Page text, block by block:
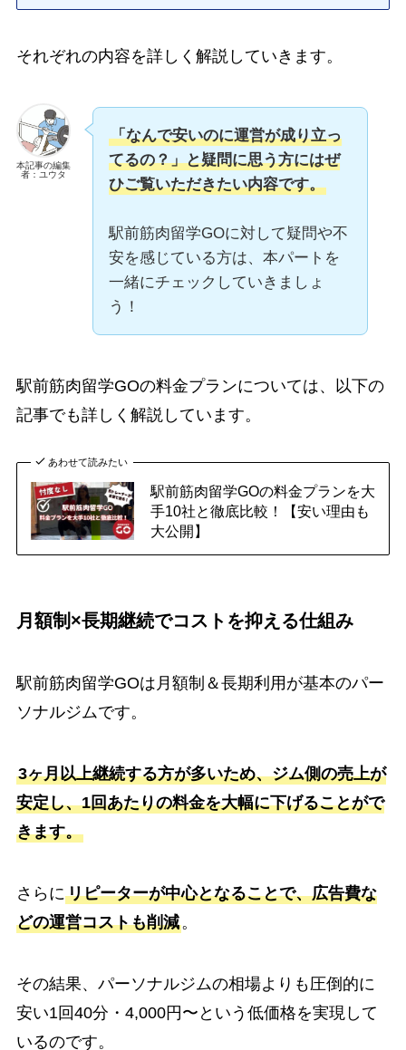
それぞれの内容を詳しく解説していきます。
本記事の編集
者：ユウタ
「なんで安いのに運営が成り立っ
てるの？」と疑問に思う方にはぜ
ひご覧いただきたい内容です。
駅前筋肉留学GOに対して疑問や不
安を感じている方は、本パートを
一緒にチェックしていきましょ
う！
駅前筋肉留学GOの料金プランについては、以下の
記事でも詳しく解説しています。
あわせて読みたい
駅前筋肉留学GOの料金プランを大
手10社と徹底比較！【安い理由も
大公開】
月額制×長期継続でコストを抑える仕組み
駅前筋肉留学GOは月額制＆長期利用が基本のパー
ソナルジムです。
3ヶ月以上継続する方が多いため、ジム側の売上が
安定し、1回あたりの料金を大幅に下げることがで
きます。
さらにリピーターが中心となることで、広告費な
どの運営コストも削減。
その結果、パーソナルジムの相場よりも圧倒的に
安い1回40分・4,000円〜という低価格を実現して
いるのです。